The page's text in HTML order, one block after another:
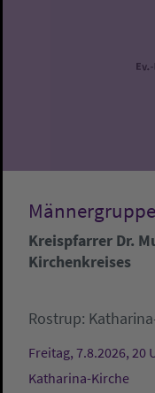
Männergruppe
Kreispfarrer Dr.
Kirchenkreises
Rostrup:
Freitag, 7.8.2026, 20
Katharina-Kirche